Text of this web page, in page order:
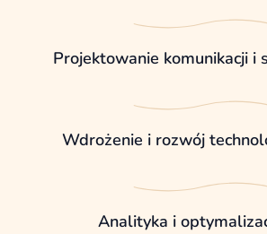
Projektowanie komunikacji i
Wdrożenie i rozwój
Analityka i